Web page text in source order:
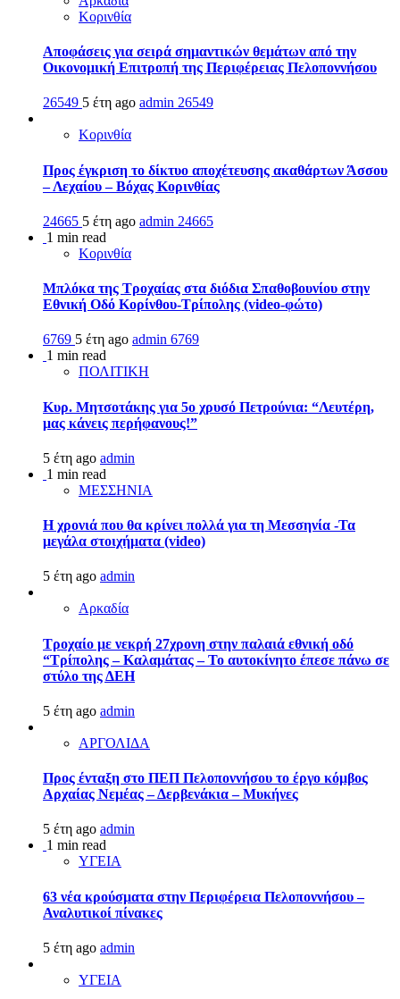
Κορινθία
Αποφάσεις για σειρά σημαντικών θεμάτων από την
Οικονομική Επιτροπή της Περιφέρειας Πελοποννήσου
26549 5 έτη ago admin 26549
Κορινθία
Προς έγκριση το δίκτυο αποχέτευσης ακαθάρτων Άσσου
– Λεχαίου – Βόχας Κορινθίας
24665 5 έτη ago admin 24665
1 min read
Κορινθία
Μπλόκα της Τροχαίας στα διόδια Σπαθοβουνίου στην
Εθνική Οδό Κορίνθου-Τρίπολης (video-φώτο)
6769 5 έτη ago admin 6769
1 min read
ΠΟΛΙΤΙΚΗ
Κυρ. Μητσοτάκης για 5ο χρυσό Πετρούνια: “Λευτέρη,
μας κάνεις περήφανους!”
5 έτη ago admin
1 min read
ΜΕΣΣΗΝΙΑ
Η χρονιά που θα κρίνει πολλά για τη Μεσσηνία -Τα
μεγάλα στοιχήματα (video)
5 έτη ago admin
Αρκαδία
Τροχαίο με νεκρή 27χρονη στην παλαιά εθνική οδό
“Τρίπολης – Καλαμάτας – Το αυτοκίνητο έπεσε πάνω σε
στύλο της ΔΕΗ
5 έτη ago admin
ΑΡΓΟΛΙΔΑ
Προς ένταξη στο ΠΕΠ Πελοποννήσου το έργο κόμβος
Αρχαίας Νεμέας – Δερβενάκια – Μυκήνες
5 έτη ago admin
1 min read
ΥΓΕΙΑ
63 νέα κρούσματα στην Περιφέρεια Πελοποννήσου –
Αναλυτικοί πίνακες
5 έτη ago admin
ΥΓΕΙΑ